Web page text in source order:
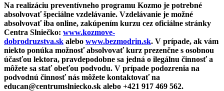
Na realizáciu preventívneho programu Kozmo je potrebné
absolvovať špeciálne vzdelávanie. Vzdelávanie je možné
absolvovať iba online, zakúpením kurzu cez oficiálne stránky
Centra Slniečko: www.kozmove-
dobrodruzstva.sk alebo www.bezmodrin.sk. V prípade, ak vám
niekto ponúka možnosť absolvovať kurz prezenčne s osobnou
účasťou lektora, pravdepodobne sa jedná o ilegálnu činnosť a
môžete sa stať obeťou podvodu. V prípade podozrenia na
podvodnú činnosť nás môžete kontaktovať na
educan@centrumslniecko.sk alebo +421 917 469 562.